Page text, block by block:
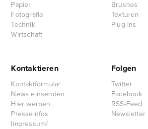
Papier
Fotografie
Technik
Wirtschaft
Brushes
Texturen
Plug-ins
Kontaktieren
Kontaktformular
News einsenden
Hier werben
Presseinfos
Impressum/
Folgen
Twitter
Facebook
RSS-Feed
Newsletter